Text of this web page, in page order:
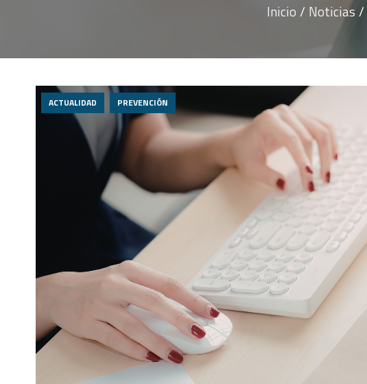
Inicio Noticias
ACTUALIDAD PREVENCIÓN